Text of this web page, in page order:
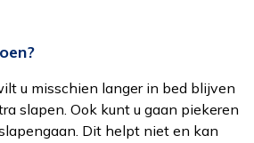
de website af te
en interesses.
u misschien langer in bed blijven
slapen. Ook kunt u gaan piekeren
Dit helpt niet en kan